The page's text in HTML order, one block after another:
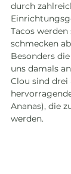
durch
Tacos
schmecken
Besonders
uns damals
Clou sind drei
Ananas), die
werden.